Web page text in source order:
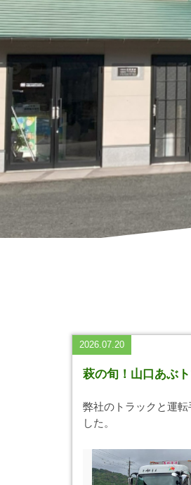
2026.07.20
萩の旬！山口あぶ
弊社のトラックと運
した。